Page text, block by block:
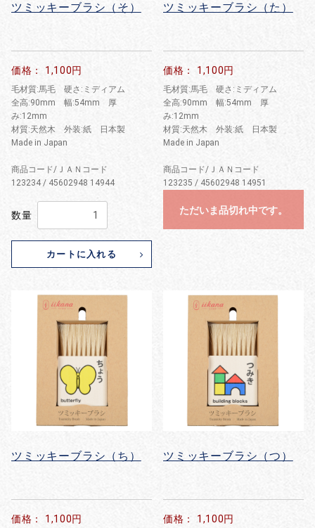
ツミッキーブラシ（そ）
価格： 1,100円
毛材質:馬毛 硬さ:ミディアム
全高:90mm 幅:54mm 厚
み:12mm
材質:天然木 外装:紙 日本製
Made in Japan
商品コード/ＪＡＮコード
123234 / 45602948 14944
数量
カートに入れる
ツミッキーブラシ（た）
価格： 1,100円
毛材質:馬毛 硬さ:ミディアム
全高:90mm 幅:54mm 厚
み:12mm
材質:天然木 外装:紙 日本製
Made in Japan
商品コード/ＪＡＮコード
123235 / 45602948 14951
ただいま品切れ中です。
ツミッキーブラシ（ち）
価格： 1,100円
ツミッキーブラシ（つ）
価格： 1,100円